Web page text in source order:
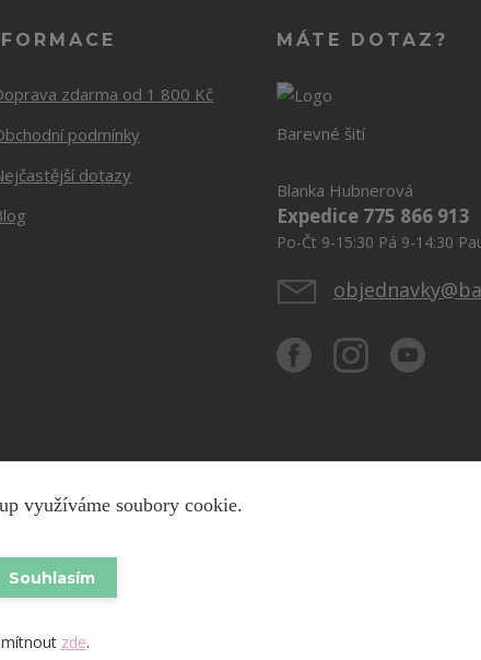
zdarma od 1 800 Kč
podmínky
dotazy
MÁTE DOTAZ?
Barevné šití
Blanka Hubnerová
Expedice 775 866 913
Po-Čt 9-15:30 Pá 9-14:30
využíváme soubory cookie.
Souhlasím
zde.